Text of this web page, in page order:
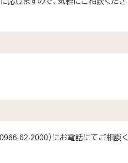
62-2000）にお電話にてご相談く